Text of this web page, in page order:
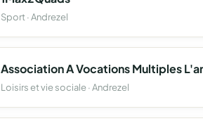
Sport · Andrezel
Loisirs et vie sociale · Andrezel